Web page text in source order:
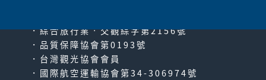
．綜合旅行業‧交觀綜字第2156號
．品質保障協會第0193號
．台灣觀光協會會員
．國際航空運輸協會第34-306974號